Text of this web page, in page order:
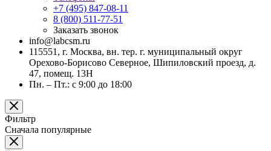
+7 (495) 847-08-11
8 (800) 511-77-51
Заказать звонок
info@labcsm.ru
115551, г. Москва, вн. тер. г. муниципальный округ
Орехово-Борисово Северное, Шипиловский проезд, д.
47, помещ. 13Н
Пн. – Пт.: с 9:00 до 18:00
Фильтр
Сначала популярные